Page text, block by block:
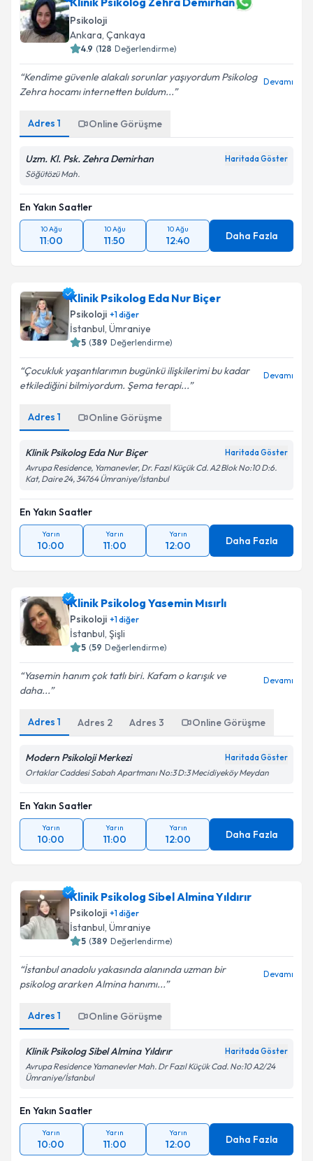
Psikoloji
Ankara, Çankaya
4.9 (128 Değerlendirme)
Kendime güvenle alakalı sorunlar yaşıyordum Psikolog
Zehra hocamı internetten buldum...
Devamı
Adres 1 Online Görüşme
Uzm. Kl. Psk. Zehra Demirhan Haritada Göster
Söğütözü Mah.
En Yakın Saatler
10 Ağu
11:00
10 Ağu
11:50
10 Ağu
12:40 Daha Fazla
Klinik Psikolog Eda Nur Biçer
Psikoloji +1diğer
İstanbul, Ümraniye
5 (389 Değerlendirme)
Çocukluk yaşantılarımın bugünkü ilişkilerimi bu kadar
etkilediğini bilmiyordum. Şema terapi...
Devamı
Adres 1 Online Görüşme
Klinik Psikolog Eda Nur Biçer Haritada Göster
Avrupa Residence, Yamanevler, Dr. Fazıl Küçük Cd. A2 Blok No:10 D:6.
Kat, Daire 24, 34764 Ümraniye/İstanbul
En Yakın Saatler
Yarın
10:00
Yarın
11:00
Yarın
12:00 Daha Fazla
Klinik Psikolog Yasemin Mısırlı
Psikoloji +1diğer
İstanbul, Şişli
5 (59 Değerlendirme)
Yasemin hanım çok tatlı biri. Kafam o karışık ve
daha...
Devamı
Adres 1 Adres 2 Adres 3 Online Görüşme
Modern Psikoloji Merkezi Haritada Göster
Ortaklar Caddesi Sabah Apartmanı No:3 D:3 Mecidiyeköy Meydan
En Yakın Saatler
Yarın
10:00
Yarın
11:00
Yarın
12:00 Daha Fazla
Klinik Psikolog Sibel Almina Yıldırır
Psikoloji +1diğer
İstanbul, Ümraniye
5 (389 Değerlendirme)
İstanbul anadolu yakasında alanında uzman bir
psikolog ararken Almina hanımı...
Devamı
Adres 1 Online Görüşme
Klinik Psikolog Sibel Almina Yıldırır Haritada Göster
Avrupa Residence Yamanevler Mah. Dr Fazıl Küçük Cad. No:10 A2/24
Ümraniye/İstanbul
En Yakın Saatler
Yarın
10:00
Yarın
11:00
Yarın
12:00 Daha Fazla